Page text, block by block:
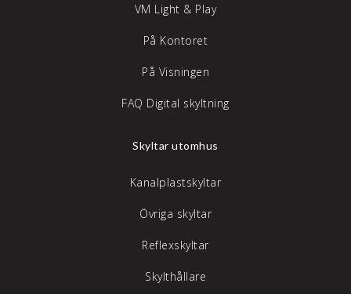
VM Light & Play
På Kontoret
På Visningen
FAQ Digital skyltning
Skyltar utomhus
Kanalplastskyltar
Övriga skyltar
Reflexskyltar
Skylthållare